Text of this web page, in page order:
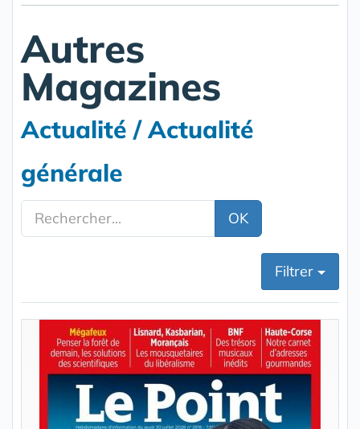
Autres
Magazines
Actualité / Actualité
générale
OK
Filtrer